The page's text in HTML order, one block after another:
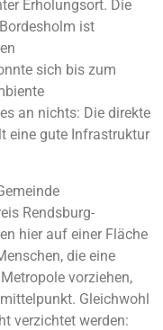
Erholungsort. Die
ist
sich bis zum
an nichts: Die direkte
eine gute Infrastruktur
Rendsburg-
hier auf einer Fläche
die eine
vorziehen,
Gleichwohl
verzichtet werden: